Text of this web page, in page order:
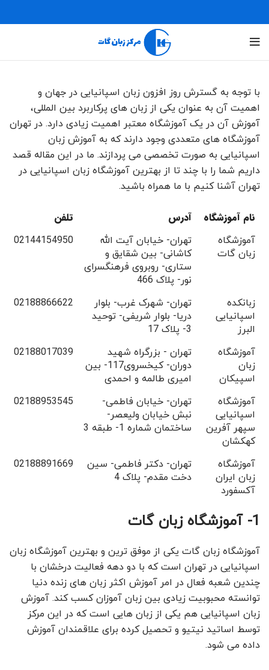
با توجه به گسترش روز افزون زبان اسپانیایی در جهان و
اهمیت آن به عنوان یکی از زبان های پرکاربرد بین المللی،
آموزش آن در یک آموزشگاه معتبر اهمیت زیادی دارد. در تهران
آموزشگاه های متعددی وجود دارند که به آموزش زبان
اسپانیایی به صورت تخصصی می پردازند. ما در این مقاله قصد
داریم شما را با چند تا از بهترین آموزشگاه زبان اسپانیایی در
تهران آشنا کنیم با ما همراه باشید.
نام آموزشگاه آدرس تلفن
آموزشگاه
زبان گات
تهران- خیابان آیت الله
کاشانی- بین شقایق و
ستاری- روبروی فرهنگسرای
نور- پلاک 466
02144154950
زبانکده
اسپانیایی
البرز
تهران- شهرک غرب- بلوار
دریا- بلوار شریفی- توحید
3- پلاک 17
02188866622
آموزشگاه
زبان
اسپیکان
تهران - بزرگراه شهید
دوران- کیخسروی117- بین
امیری طالمه و احمدی
02188017039
آموزشگاه
اسپانیایی
سپهر آفرین
کهکشان
تهران- خیابان فاطمی-
نبش خیابان ولیعصر-
ساختمان شماره 1- طبقه 3
02188953545
آموزشگاه
زبان ایران
آکسفورد
تهران- دکتر فاطمی- سین
دخت مقدم- پلاک 4
02188891669
1- آموزشگاه زبان گات
آموزشگاه زبان گات یکی از موفق ترین و بهترین آموزشگاه زبان
اسپانیایی در تهران است که با دو دهه فعالیت درخشان با
چندین شعبه فعال در امر آموزش اکثر زبان های زنده دنیا
توانسته محبوبیت زیادی بین زبان آموزان کسب کند. آموزش
زبان اسپانیایی هم یکی از زبان هایی است که در این مرکز
توسط اساتید نیتیو و تحصیل کرده برای علاقمندان آموزش
داده می شود.